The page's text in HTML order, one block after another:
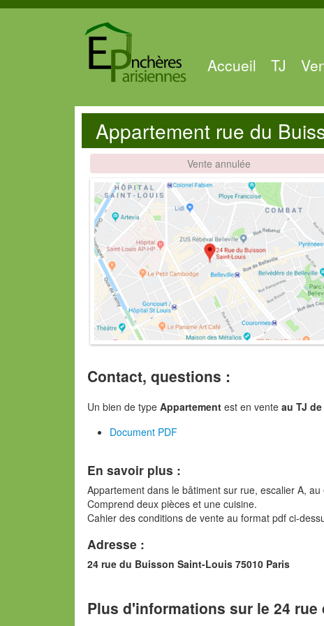
Accueil TJ
Appartement rue du
Vente annulée
Contact, questions :
Un bien de type Appartement est en vente au TJ
Document PDF
En savoir plus :
Appartement dans le bâtiment sur rue, escalier A,
Comprend deux pièces et une cuisine.
Cahier des conditions de vente au format pdf ci-
Adresse :
24 rue du Buisson Saint-Louis 75010 Paris
Plus d'informations sur le 24